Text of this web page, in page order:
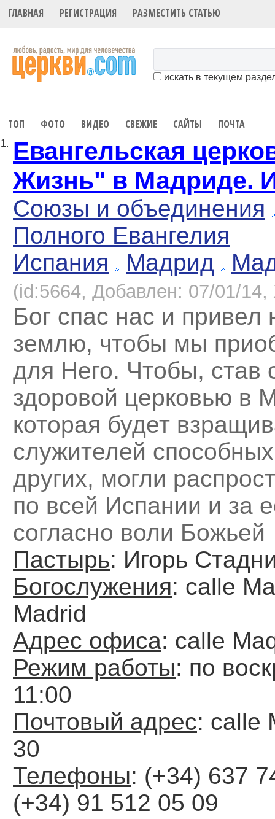
ГЛАВНАЯ РЕГИСТРАЦИЯ РАЗМЕСТИТЬ СТАТЬЮ
искать в текущем
ТОП ФОТО ВИДЕО СВЕЖИЕ САЙТЫ ПОЧТА
1. Евангельская
Жизнь" в Мадриде.
Союзы и объединения
Полного Евангелия
Испания
Мадрид
(id:5664, Добавлен: 07/01/14,
Бог спас нас и привел
землю, чтобы мы
для Него. Чтобы, став
здоровой церковью в
которая будет
служителей
других, могли
по всей Испании и за
согласно воли Божьей
Пастырь: Игорь
Богослужения: calle
Madrid
Адрес офиса: calle
Режим работы: по
11:00
Почтовый адрес: calle
30
Телефоны: (+34) 637
(+34) 91 512 05 09